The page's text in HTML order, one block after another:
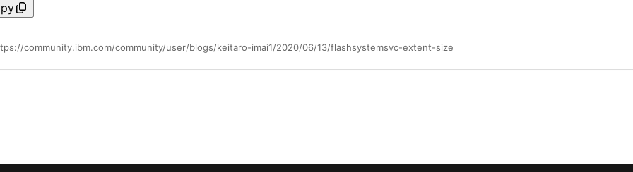
community.ibm.com/community/user/blogs/keitaro-imai1/2020/06/13/flashsystemsvc-extent-size